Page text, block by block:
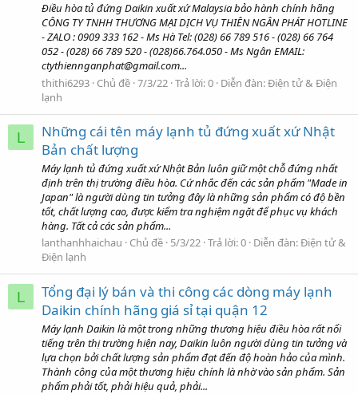
Điều hòa tủ đứng Daikin xuất xứ Malaysia bảo hành chính hãng
CÔNG TY TNHH THƯƠNG MẠI DỊCH VỤ THIÊN NGÂN PHÁT HOTLINE
- ZALO : 0909 333 162 - Ms Hà Tel: (028) 66 789 516 - (028) 66 764
052 - (028) 66 789 520 - (028)66.764.050 - Ms Ngân EMAIL:
ctythiennganphat@gmail.com...
thithi6293 Chủ đề 7/3/22 Trả lời: 0 Diễn đàn:Điện tử & Điện
lạnh
L
Những cái tên máy lạnh tủ đứng xuất xứ Nhật
Bản chất lượng
Máy lạnh tủ đứng xuất xứ Nhật Bản luôn giữ một chỗ đứng nhất
định trên thị trường điều hòa. Cứ nhắc đến các sản phẩm "Made in
Japan" là người dùng tin tưởng đây là những sản phẩm có độ bền
tốt, chất lượng cao, được kiểm tra nghiệm ngặt để phục vụ khách
hàng. Tất cả các sản phẩm...
lanthanhhaichau
Chủ đề 5/3/22 Trả lời: 0 Diễn đàn:Điện tử &
Điện lạnh
L
Tổng đại lý bán và thi công các dòng máy lạnh
Daikin chính hãng giá sỉ tại quận 12
Máy lạnh Daikin là một trong những thương hiệu điều hòa rất nổi
tiếng trên thị trường hiện nay, Daikin luôn người dùng tin tưởng và
lựa chọn bởi chất lượng sản phẩm đạt đến độ hoàn hảo của mình.
Thành công của một thương hiệu chính là nhờ vào sản phẩm. Sản
phẩm phải tốt, phải hiệu quả, phải...